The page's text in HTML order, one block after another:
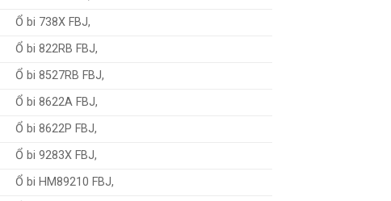
Ổ bi 738X FBJ,
Ổ bi 822RB FBJ,
Ổ bi 8527RB FBJ,
Ổ bi 8622A FBJ,
Ổ bi 8622P FBJ,
Ổ bi 9283X FBJ,
Ổ bi HM89210 FBJ,